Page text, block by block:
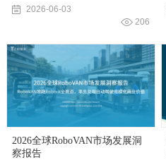
2026-06-03
206
2026全球RoboVAN市场发展洞
察报告